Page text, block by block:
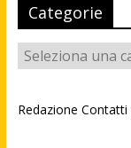
Categorie
Categorie
Redazione Contatti